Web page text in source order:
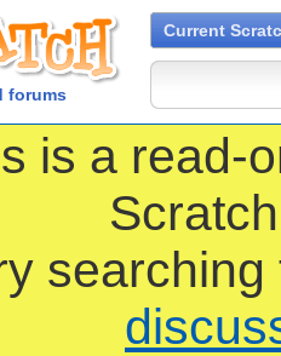
forums
Current
is a read-